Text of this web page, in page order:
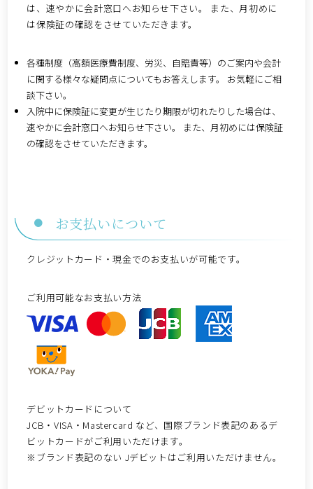
は、速やかに会計窓口へお知らせ下さい。 また、月初めに
は保険証の確認をさせていただきます。
各種制度（高額医療費制度、労災、自賠責等）のご案内や会計
に関する様々な疑問点についてもお答えします。 お気軽にご相
談下さい。
入院中に保険証に変更が生じたり期限が切れたりした場合は、
速やかに会計窓口へお知らせ下さい。 また、月初めには保険証
の確認をさせていただきます。
お支払いについて
クレジットカード・現金でのお支払いが可能です。
ご利用可能なお支払い方法
デビットカードについて
JCB・VISA・Mastercard など、国際ブランド表記のあるデ
ビットカードがご利用いただけます。
※ブランド表記のない Jデビットはご利用いただけません。